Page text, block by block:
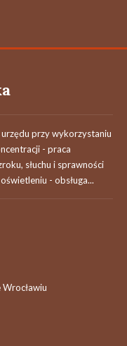
przy wykorzystaniu
- praca
słuchu i sprawności
- obsługa...